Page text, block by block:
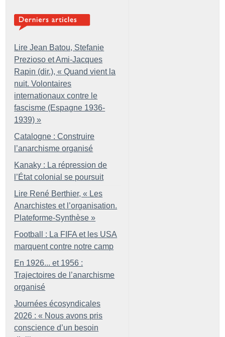
Lire Jean Batou, Stefanie
Prezioso et Ami-Jacques
Rapin (dir.), « Quand vient la
nuit. Volontaires
internationaux contre le
fascisme (Espagne 1936-
1939) »
Catalogne : Construire
l’anarchisme organisé
Kanaky : La répression de
l’État colonial se poursuit
Lire René Berthier, « Les
Anarchistes et l’organisation.
Plateforme-Synthèse »
Football : La FIFA et les USA
marquent contre notre camp
En 1926... et 1956 :
Trajectoires de l’anarchisme
organisé
Journées écosyndicales
2026 : « Nous avons pris
conscience d’un besoin